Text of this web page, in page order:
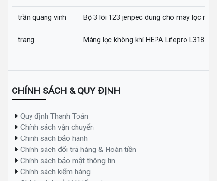
trần quang vinh Bộ 3 lõi 123 jenpec dùng cho máy lọc
trang Màng lọc không khí HEPA Lifepro L318-AZ
CHÍNH SÁCH & QUY ĐỊNH
Quy định Thanh Toán
Chính sách vận chuyển
Chính sách bảo hành
Chính sách đổi trả hàng & Hoàn tiền
Chính sách bảo mật thông tin
Chính sách kiểm hàng